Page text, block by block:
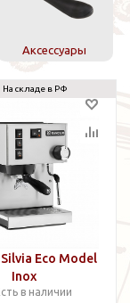
Аксессуары
На складе в РФ
Eco Model
Inox
в наличии